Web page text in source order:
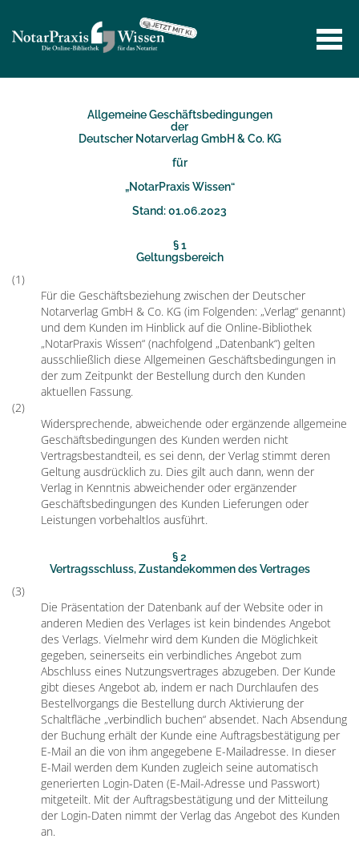
Allgemeine Geschäftsbedingungen
der
Deutscher Notarverlag GmbH & Co. KG
für
„NotarPraxis Wissen“
Stand: 01.06.2023
§ 1
Geltungsbereich
(1)
Für die Geschäftsbeziehung zwischen der Deutscher
Notarverlag GmbH & Co. KG (im Folgenden: „Verlag“ genannt)
und dem Kunden im Hinblick auf die Online-Bibliothek
„NotarPraxis Wissen“ (nachfolgend „Datenbank“) gelten
ausschließlich diese Allgemeinen Geschäftsbedingungen in
der zum Zeitpunkt der Bestellung durch den Kunden
aktuellen Fassung.
(2)
Widersprechende, abweichende oder ergänzende allgemeine
Geschäftsbedingungen des Kunden werden nicht
Vertragsbestandteil, es sei denn, der Verlag stimmt deren
Geltung ausdrücklich zu. Dies gilt auch dann, wenn der
Verlag in Kenntnis abweichender oder ergänzender
Geschäftsbedingungen des Kunden Lieferungen oder
Leistungen vorbehaltlos ausführt.
§ 2
Vertragsschluss, Zustandekommen des Vertrages
(3)
Die Präsentation der Datenbank auf der Website oder in
anderen Medien des Verlages ist kein bindendes Angebot
des Verlags. Vielmehr wird dem Kunden die Möglichkeit
gegeben, seinerseits ein verbindliches Angebot zum
Abschluss eines Nutzungsvertrages abzugeben. Der Kunde
gibt dieses Angebot ab, indem er nach Durchlaufen des
Bestellvorgangs die Bestellung durch Aktivierung der
Schaltfläche „verbindlich buchen“ absendet. Nach Absendung
der Buchung erhält der Kunde eine Auftragsbestätigung per
E-Mail an die von ihm angegebene E-Mailadresse. In dieser
E-Mail werden dem Kunden zugleich seine automatisch
generierten Login-Daten (E-Mail-Adresse und Passwort)
mitgeteilt. Mit der Auftragsbestätigung und der Mitteilung
der Login-Daten nimmt der Verlag das Angebot des Kunden
an.